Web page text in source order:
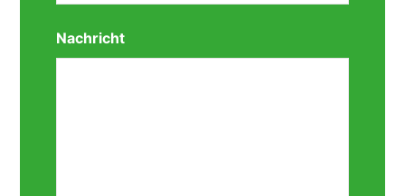
Nachricht